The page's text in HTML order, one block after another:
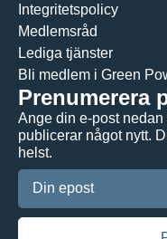
Integritetspolicy
Medlemsråd
Lediga tjänster
Bli medlem i Green
Prenumerera
Ange din e-post
publicerar något nytt.
helst.